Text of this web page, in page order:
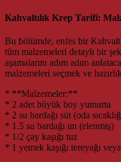
Kahvaltılık Krep Tarifi:
Bu bölümde, enfes bir
tüm malzemeleri detaylı bir
aşamalarını adım adım
malzemeleri seçmek ve
* **Malzemeler:**
* 2 adet büyük boy yumurta
* 2 su bardağı süt (oda
* 1.5 su bardağı un (elenmiş)
* 1/2 çay kaşığı tuz
* 1 yemek kaşığı tereyağı